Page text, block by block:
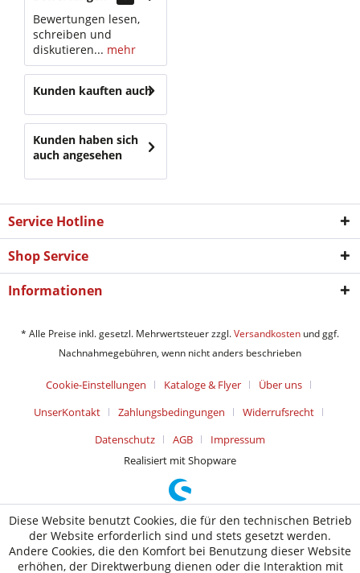
Bewertungen lesen,
schreiben und
diskutieren... mehr
Kunden kauften auch
Kunden haben sich
auch angesehen
Service Hotline
Shop Service
Informationen
* Alle Preise inkl. gesetzl. Mehrwertsteuer zzgl.Versandkosten und ggf.
Nachnahmegebühren, wenn nicht anders beschrieben
Cookie-Einstellungen Kataloge & Flyer
Über uns
UnserKontakt
Zahlungsbedingungen
Widerrufsrecht
Datenschutz
AGB
Impressum
Realisiert mit Shopware
Diese Website benutzt Cookies, die für den technischen Betrieb
der Website erforderlich sind und stets gesetzt werden.
Andere Cookies, die den Komfort bei Benutzung dieser Website
erhöhen, der Direktwerbung dienen oder die Interaktion mit